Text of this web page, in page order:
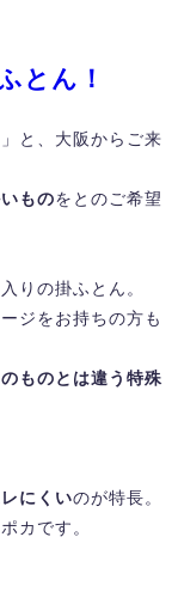
とん！
と、大阪からご来
ものをとのご希望
りの掛ふとん。
ジをお持ちの方も
ものとは違う特殊
にくいのが特長。
カです。